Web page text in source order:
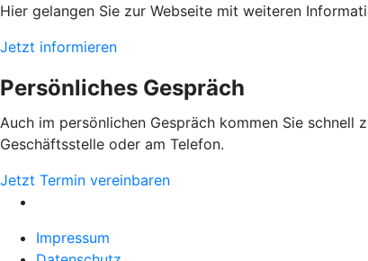
Hier gelangen Sie zur Webseite mit weiteren
Jetzt informieren
Persönliches Gespräch
Auch im persönlichen Gespräch kommen Sie
Geschäftsstelle oder am Telefon.
Jetzt Termin vereinbaren
Impressum